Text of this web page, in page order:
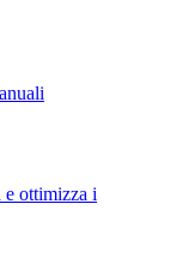
ottimizza i